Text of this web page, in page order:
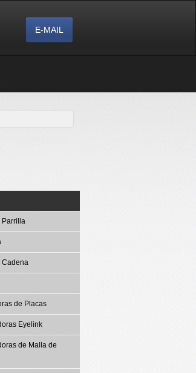
E-MAIL
Parrilla
de Placas
Eyelink
de Malla de